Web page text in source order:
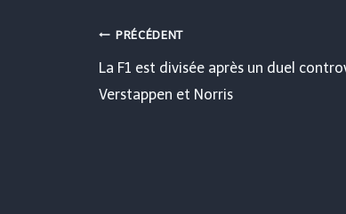
Navigation
de
PRÉCÉDENT
La F1 est divisée après un duel
Verstappen et Norris